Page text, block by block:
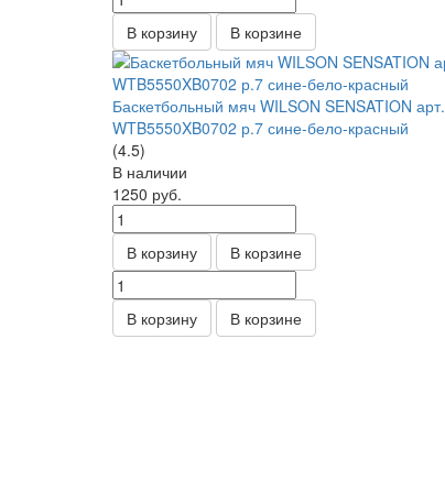
В корзину В корзине
Баскетбольный мяч WILSON SENSATION арт.
WTB5550XB0702 р.7 сине-бело-красный
(4.5)
В наличии
1250 руб.
В корзину В корзине
В корзину В корзине